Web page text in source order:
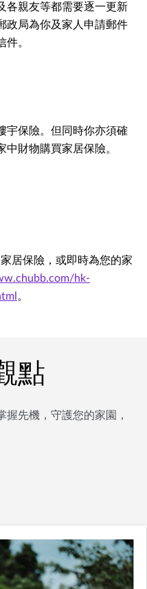
各親友等都需要逐一更新
政局為你及家人申請郵件
件。
宇保險。但同時你亦須確
財物購買家居保險。
居保險，或即時為您的家
hk-
。
點
先機，守護您的家園，